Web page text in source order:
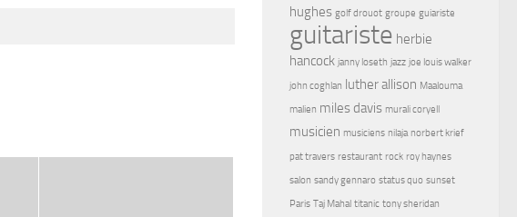
hughes golf drouot groupe guiariste
guitariste herbie
hancock janny loseth jazz joe louis walker
john coghlan luther allison Maalouma
malien miles davis murali coryell
musicien musiciens nilaja norbert krief
pat travers restaurant rock roy haynes
salon sandy gennaro status quo sunset
Paris Taj Mahal titanic tony sheridan